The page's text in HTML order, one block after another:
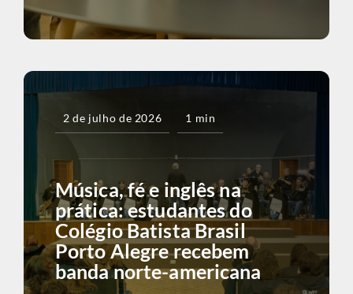
2 de julho de 2026 1 min
Música, fé e inglês na
prática: estudantes do
Colégio Batista Brasil
Porto Alegre recebem
banda norte-americana